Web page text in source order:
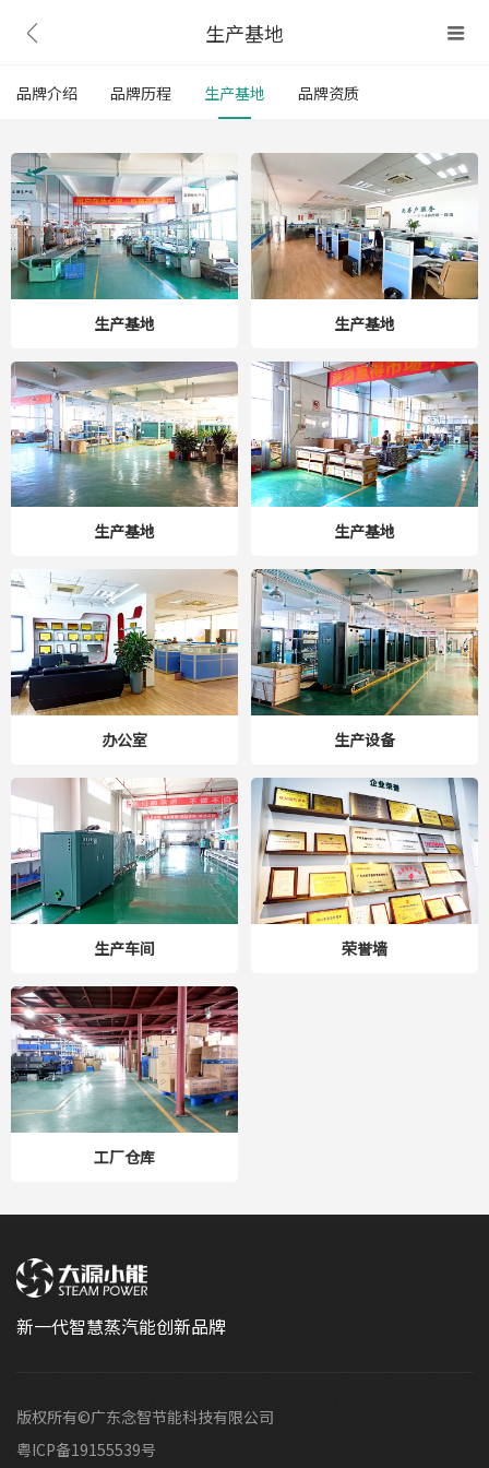
 生产基地 
品牌介绍 品牌历程 生产基地 品牌资质
生产基地 生产基地
生产基地 生产基地
办公室 生产设备
生产车间 荣誉墙
工厂仓库
新一代智慧蒸汽能创新品牌
版权所有©广东念智节能科技有限公司
粤ICP备19155539号